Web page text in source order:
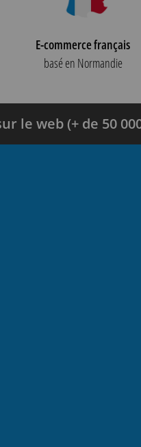
E-commerce français
basé en Normandie
le web (+ de 50